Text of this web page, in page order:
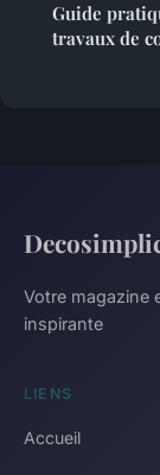
Guide
travaux de
Votre magazine
inspirante
LIENS
Accueil